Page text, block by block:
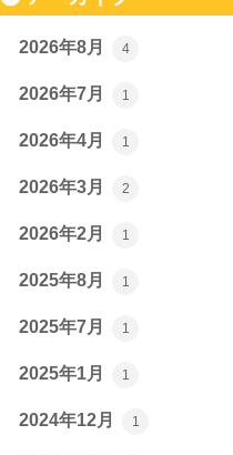
2026年8月 4
2026年7月 1
2026年4月 1
2026年3月 2
2026年2月 1
2025年8月 1
2025年7月 1
2025年1月 1
2024年12月 1